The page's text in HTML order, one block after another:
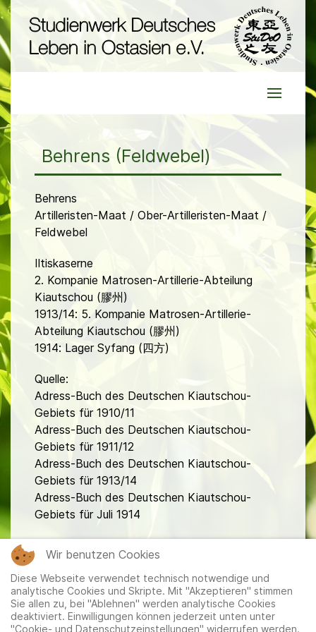
Behrens (Feldwebel)
Behrens
Artilleristen-Maat / Ober-Artilleristen-Maat /
Feldwebel
Iltiskaserne
2. Kompanie Matrosen-Artillerie-Abteilung
Kiautschou (膠州)
1913/14: 5. Kompanie Matrosen-Artillerie-
Abteilung Kiautschou (膠州)
1914: Lager Syfang (四方)
Quelle:
Adress-Buch des Deutschen Kiautschou-
Gebiets für 1910/11
Adress-Buch des Deutschen Kiautschou-
Gebiets für 1911/12
Adress-Buch des Deutschen Kiautschou-
Gebiets für 1913/14
Adress-Buch des Deutschen Kiautschou-
Gebiets für Juli 1914
Wir benutzen Cookies
Diese Webseite verwendet technisch notwendige und
analytische Cookies und Skripte. Mit "Akzeptieren" stimmen
Sie allen zu, bei "Ablehnen" werden analytische Cookies
deaktiviert. Einwilligungen können jederzeit unten unter
"Cookie- und Datenschutzeinstellungen" widerrufen werden.